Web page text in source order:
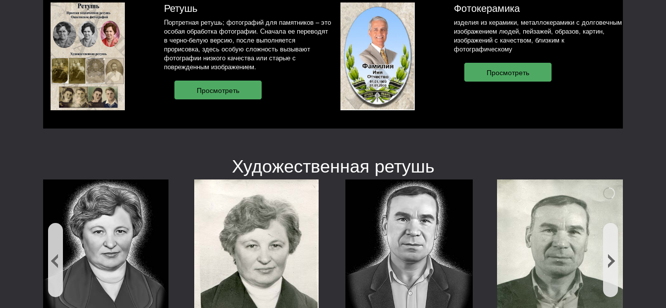
Ретушь
Портретная ретушь; фотографий для памятников – это
особая обработка фотографии. Сначала ее переводят
в черно-белую версию, после выполняется
прорисовка, здесь особую сложность вызывают
фотографии низкого качества или старые с
поврежденным изображением.
Фотокерамика
изделия из керамики, металлокерамики с долговечным
изображением людей, пейзажей, образов, картин,
изображений с качеством, близким к
фотографическому
Художественная ретушь